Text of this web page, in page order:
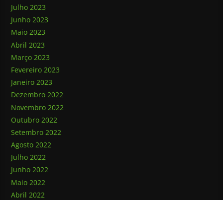
Julho 2023
Junho 2023
Maio 2023
Abril 2023
Março 2023
Fevereiro 2023
Janeiro 2023
Dezembro 2022
Novembro 2022
Outubro 2022
Setembro 2022
Agosto 2022
Julho 2022
Junho 2022
Maio 2022
Abril 2022